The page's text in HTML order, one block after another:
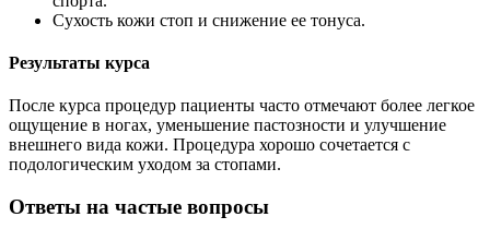
Сухость кожи стоп и снижение ее тонуса.
Результаты курса
После курса процедур пациенты часто отмечают более легкое
ощущение в ногах, уменьшение пастозности и улучшение
внешнего вида кожи. Процедура хорошо сочетается с
подологическим уходом за стопами.
Ответы на частые вопросы